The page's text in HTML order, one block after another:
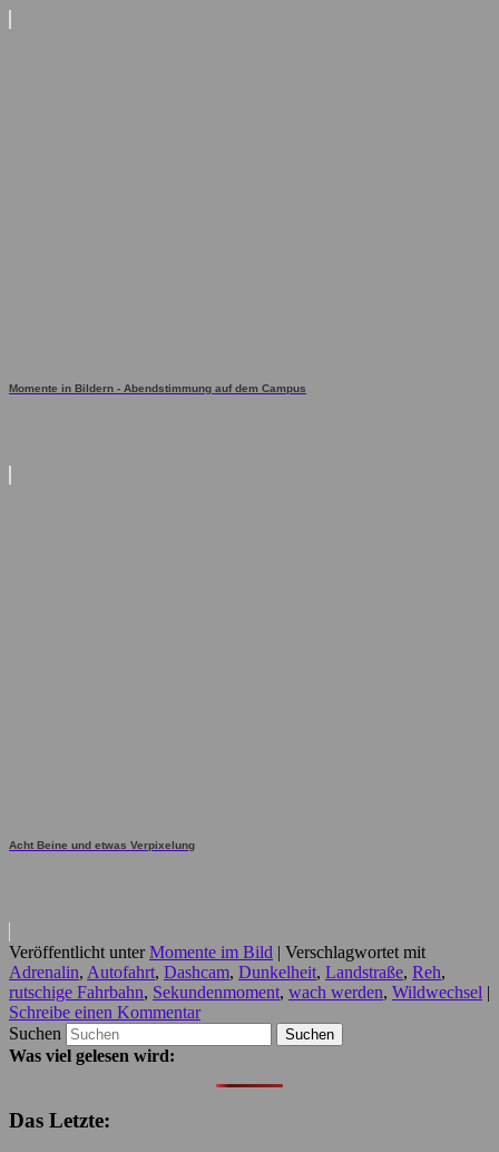
Momente in Bildern - Abendstimmung auf dem Campus
Acht Beine und etwas Verpixelung
Veröffentlicht unter Momente im Bild | Verschlagwortet mit
Adrenalin, Autofahrt, Dashcam, Dunkelheit, Landstraße, Reh,
rutschige Fahrbahn, Sekundenmoment, wach werden, Wildwechsel |
Schreibe einen Kommentar
Suchen
Was viel gelesen wird:
Das Letzte: